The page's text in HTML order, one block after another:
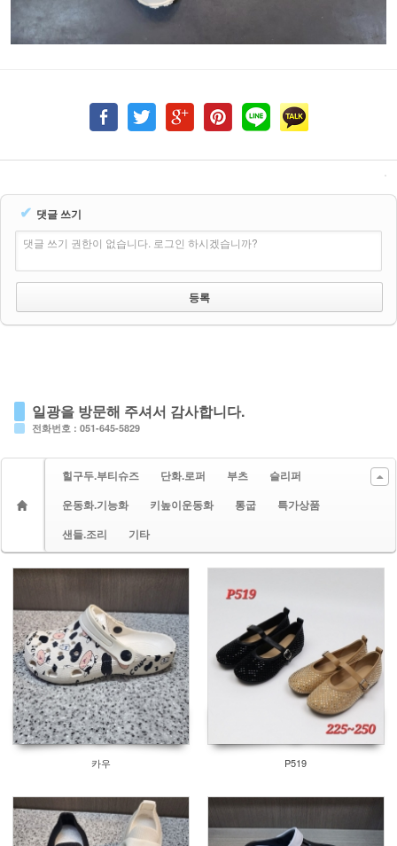
✔ 댓글 쓰기
댓글 쓰기 권한이 없습니다. 로그인 하시겠습니까?
일광을 방문해 주셔서 감사합니다.
전화번호 : 051-645-5829
힐구두.부티슈즈 단화.로퍼 부츠
슬리퍼
운동화.기능화
키높이운동화 통굽
특가상품
샌들.조리
기타
카우 P519